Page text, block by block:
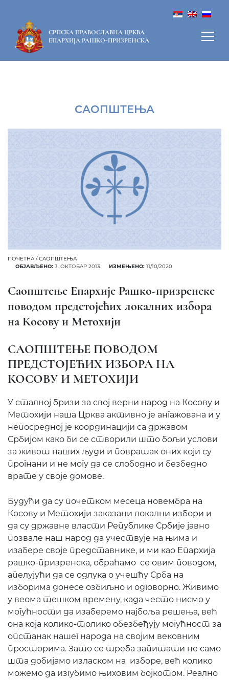
СРПСКА ПРАВОСЛАВНА ЦРКВА
ЕПАРХИЈА РАШКО-ПРИЗРЕНСКА
САОПШТЕЊА
ПОЧЕТНА /САОПШТЕЊА
ОБЈАВЉЕНО: 3. ОКТОБАР 2013. ИЗМЕЊЕНО: 11/10/2020
Саопштење Епархије Рашко-призренске
поводом предстојећих локалних избора
на Косову и Метохији
САОПШТЕЊЕ ПОВОДОМ
ПРЕДСТОЈЕЋИХ ИЗБОРА НА
КОСОВУ И МЕТОХИЈИ
У сталној бризи за свој верни народ на Косову и
Метохији наша Црква активно је ангажована и у
непосредној је координацији са државом
Србијом како би се створили што бољи услови
за живот наших људи и повратак оних који су
прогнани и не могу да се слободно и безбедно
врате у своје домове.
Будући да су почетком месеца новембра на
Косову и Метохији заказани локални избори и
да су државне власти Републике Србије јавно
позвале наш народ да учествује на њима и
изабере своје представнике, и ми као Епархија
рашко-призренска, обраћамо се овим поводом,
апелујући да се одлука о учешћу Срба на
изборима донесе озбиљно и одговорно. Живимо
у веома тешком времену, када често нисмо у
могућности да изаберемо најбоља решења, већ
она која колико-толико обезбеђују могућност за
опстанак нашег народа на својим вековним
просторима. Зато се треба запитати не само
шта добијамо изласком на изборе, већ колико
можемо да изгубимо њиховим бојкотом. Реално